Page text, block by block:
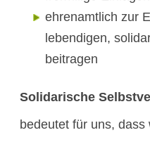
ehrenamtlich zur
lebendigen,
beitragen
Solidarische
bedeutet für uns,